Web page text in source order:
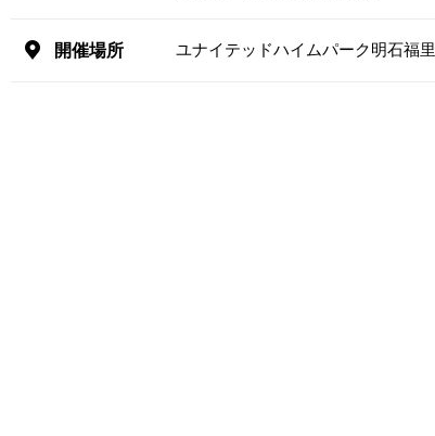
開催場所 ユナイテッドハイムパーク明石福里